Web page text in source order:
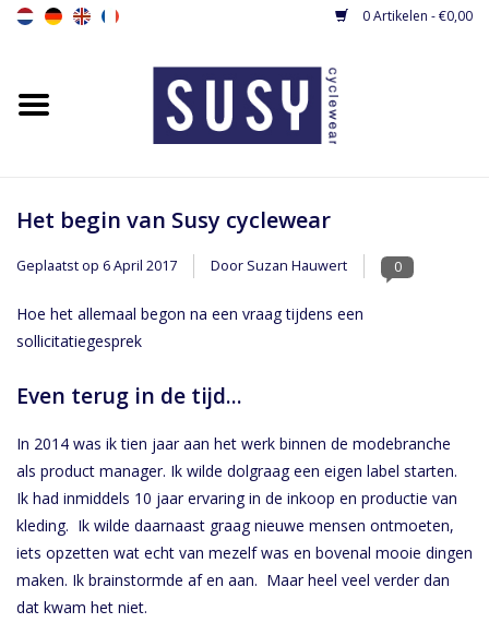
0 Artikelen - €0,00
Home
Dames fietsshirts
Dames fietsbroeken
Dames fietsjacks / gilets
Dames fietspakjes
Accessoires
Over Susy
Het begin van Susy cyclewear
Geplaatst op 6 April 2017 Door Suzan Hauwert 0
Hoe het allemaal begon na een vraag tijdens een
sollicitatiegesprek
Even terug in de tijd...
In 2014 was ik tien jaar aan het werk binnen de modebranche
als product manager. Ik wilde dolgraag een eigen label starten.
Ik had inmiddels 10 jaar ervaring in de inkoop en productie van
kleding. Ik wilde daarnaast graag nieuwe mensen ontmoeten,
iets opzetten wat echt van mezelf was en bovenal mooie dingen
maken. Ik brainstormde af en aan. Maar heel veel verder dan
dat kwam het niet.